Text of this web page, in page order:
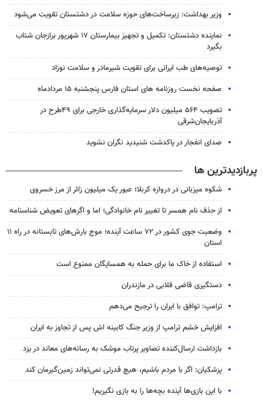
وزیر بهداشت: زیرساخت‌های حوزه سلامت در دشتستان تقویت می‌شود
نماینده دشتستان: تکمیل و تجهیز بیمارستان ۱۷ شهریور برازجان شتاب
بگیرد
توصیه‌های طب ایرانی برای تقویت شیرمادر و سلامت نوزاد
صفحه نخست روزنامه های استان فارس پنجشنبه ۱۵ مردادماه
تصویب ۵۶۴ میلیون دلار سرمایه‌گذاری خارجی برای ۴۹طرح در
آذربایجان‌شرقی
صدای انفجار در پاکدشت شنیدید نگران نشوید
پربازدیدترین ها
شکوه میزبانی در دروازه کربلا؛ عبور یک میلیون زائر از مرز خسروی
از حذف نام همسر تا تغییر نام خانوادگی؛ اما و اگرهای تعویض شناسنامه
وضعیت جوی کشور در ۷۲ ساعت آینده؛ موج بارش‌های تابستانه در راه ۱۱
استان
استفاده از خاک ما برای حمله به همسایگان ممنوع است
دستگیری قاضی قلابی در مازندران
ترامپ: توافق با ایران را ترجیح می‌دهم
افزایش خشم ترامپ از وزیر جنگ کابینه اش پس از تجاوز به ایران
بازداشت ارسال‌کننده تصاویر پرتاب موشک به رسانه‌های معاند در یزد
پزشکیان: اگر با مردم باشیم، هیچ قدرتی نمی‌تواند زمین‌گیرمان کند
با این بازی‌ها آینده بچه‌ها را به بازی نگیریم!